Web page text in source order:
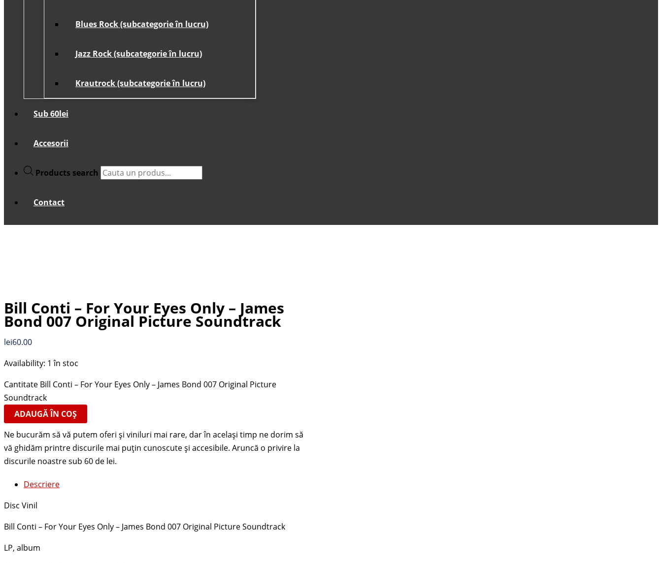
Blues Rock (subcategorie în lucru)
Jazz Rock (subcategorie în lucru)
Krautrock (subcategorie în lucru)
Sub 60lei
Accesorii
Products search
Contact
Bill Conti – For Your Eyes Only – James
Bond 007 Original Picture Soundtrack
lei60.00
Availability: 1 în stoc
Cantitate Bill Conti – For Your Eyes Only – James Bond 007 Original Picture
Soundtrack
ADAUGĂ ÎN COȘ
Descriere
Disc Vinil
Bill Conti – For Your Eyes Only – James Bond 007 Original Picture Soundtrack
LP, album